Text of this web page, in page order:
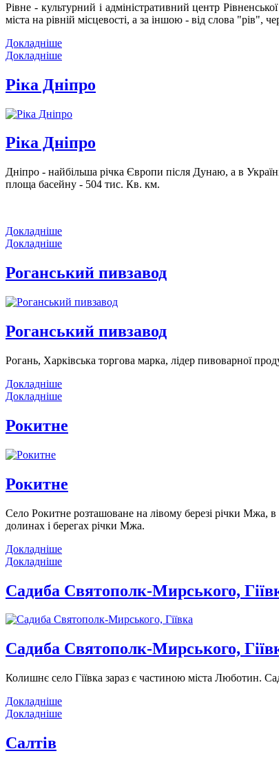
Рівне - культурний і адміністративний центр
міста на рівній місцевості, а за іншою - від слова "рів",
Докладніше
Докладніше
Ріка Дніпро
Ріка Дніпро
Дніпро - найбільша річка Європи після Дунаю, а в
площа басейну - 504 тис. Кв. км.
Докладніше
Докладніше
Роганський пивзавод
Роганський пивзавод
Рогань, Харківська торгова марка, лідер пивоварної
Докладніше
Докладніше
Рокитне
Рокитне
Село Рокитне розташоване на лівому березі річки Мжа,
долинах і берегах річки Мжа.
Докладніше
Докладніше
Садиба Святополк-Мирського,
Садиба Святополк-Мирського,
Колишнє село Гіївка зараз є частиною міста Люботин.
Докладніше
Докладніше
Салтів